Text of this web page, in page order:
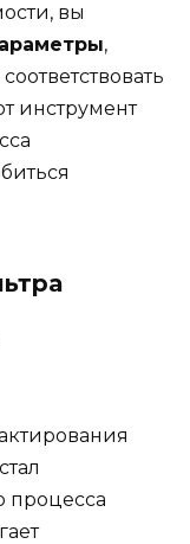
вы
,
инструмент
процесса